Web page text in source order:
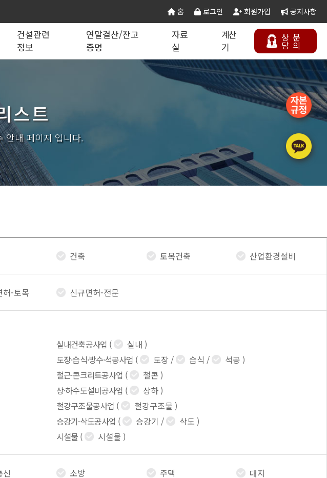
홈 로그인 회원가입 공지사항
건설관련
정보
연말결산/잔고
증명
자료
실
계산
기
상
담
문
의
전기공사업
소방시설공사업
대지조성사업자
나무병원
산림사업법인
엔지니어링사업자
개인하수처리시설·
설계시공업
승강기유지관리업
등록절차
상담하기
건설컬럼
건설공무서식
스트
안내 페이지 입니다.
건축 토목건축 산업환경설비
허-토목 신규면허-전문
실내건축공사업 ( 실내 )
도장·습식·방수·석공사업 ( 도장 / 습식 / 석공 )
철근·콘크리트공사업 ( 철콘 )
상·하수도설비공사업 ( 상하 )
철강구조물공사업 ( 철강구조물 )
승강기·삭도공사업 ( 승강기 / 삭도 )
시설물 ( 시설물 )
신 소방 주택
대지